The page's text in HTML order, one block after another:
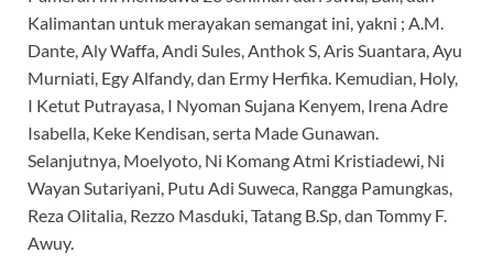
Kalimantan untuk merayakan semangat ini, yakni ; A.M.
Dante, Aly Waffa, Andi Sules, Anthok S, Aris Suantara, Ayu
Murniati, Egy Alfandy, dan Ermy Herfika. Kemudian, Holy,
I Ketut Putrayasa, I Nyoman Sujana Kenyem, Irena Adre
Isabella, Keke Kendisan, serta Made Gunawan.
Selanjutnya, Moelyoto, Ni Komang Atmi Kristiadewi, Ni
Wayan Sutariyani, Putu Adi Suweca, Rangga Pamungkas,
Reza Olitalia, Rezzo Masduki, Tatang B.Sp, dan Tommy F.
Awuy.